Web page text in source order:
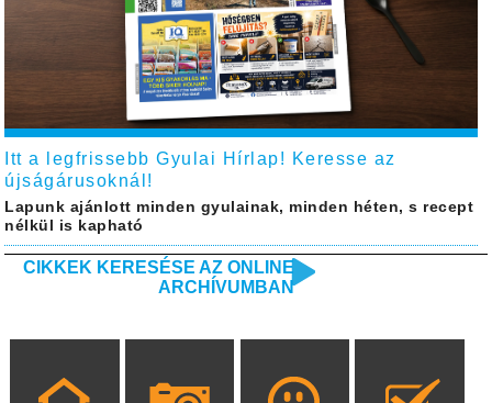
Itt a legfrissebb Gyulai Hírlap! Keresse az
újságárusoknál!
Lapunk ajánlott minden gyulainak, minden héten, s recept
nélkül is kapható
CIKKEK KERESÉSE AZ ONLINE
ARCHÍVUMBAN